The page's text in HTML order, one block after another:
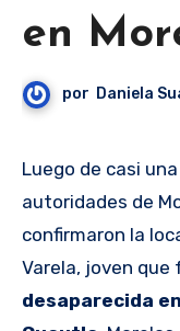
en
por Daniela
Luego de casi una década de incertidumbre,
autoridades de
confirmaron la
Varela, joven que
desaparecida